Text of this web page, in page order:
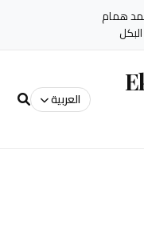
همام
العربية